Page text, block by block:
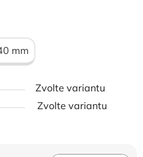
mm
Zvolte variantu
Zvolte variantu